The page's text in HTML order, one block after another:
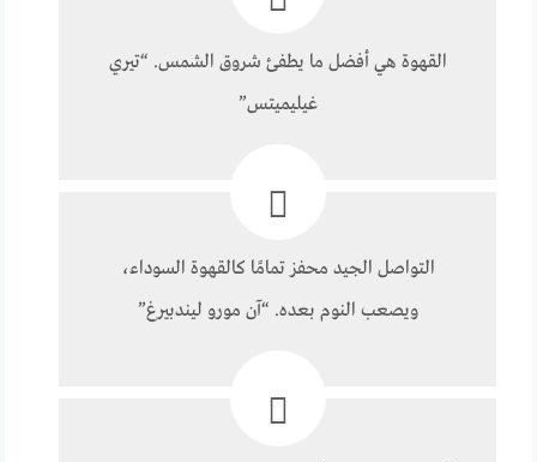
القهوة هي أفضل ما يطفئ شروق الشمس. “تيري
غيليميتس”
التواصل الجيد محفز تمامًا كالقهوة السوداء،
ويصعب النوم بعده. “آن مورو ليندبيرغ”